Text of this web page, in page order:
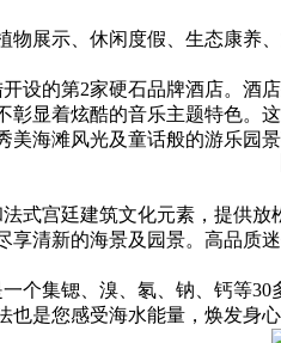
物展示、休闲度假、生态康养
设的第2家硬石品牌酒店。酒
显着炫酷的音乐主题特色。
海滩风光及童话般的游乐园景
式宫廷建筑文化元素，提供
清新的海景及园景。高品质
个集锶、溴、氡、钠、钙等
是您感受海水能量，焕发身心